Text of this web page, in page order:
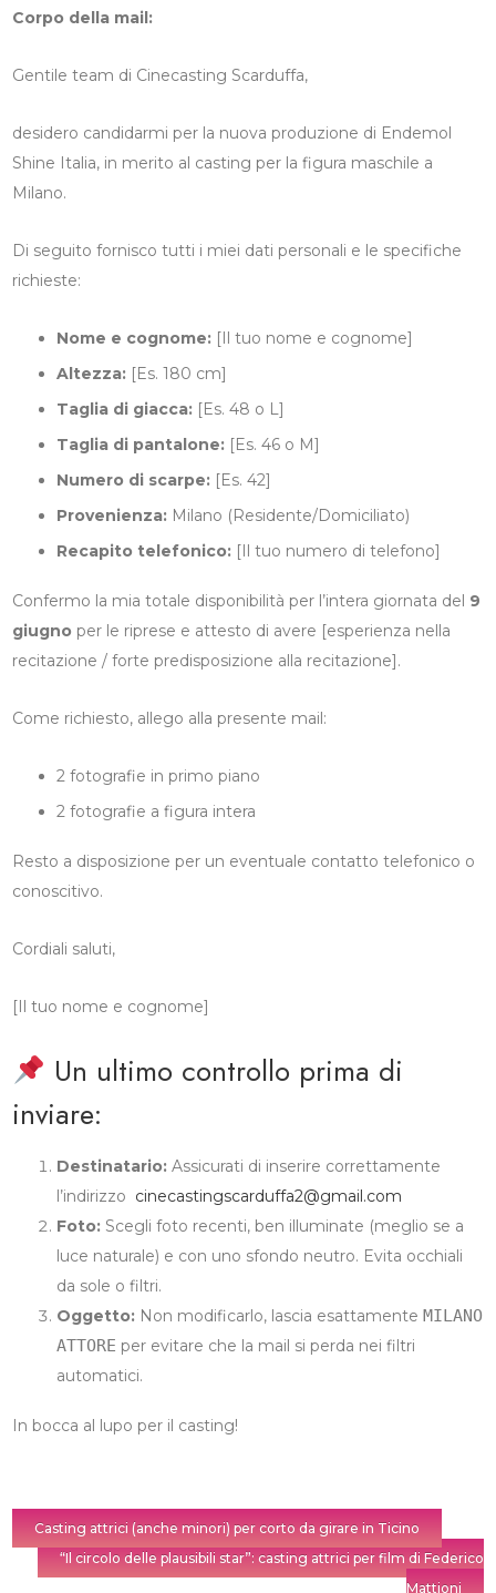
Corpo della mail:
Gentile team di Cinecasting Scarduffa,
desidero candidarmi per la nuova produzione di Endemol
Shine Italia, in merito al casting per la figura maschile a
Milano.
Di seguito fornisco tutti i miei dati personali e le specifiche
richieste:
Nome e cognome: [Il tuo nome e cognome]
Altezza: [Es. 180 cm]
Taglia di giacca: [Es. 48 o L]
Taglia di pantalone: [Es. 46 o M]
Numero di scarpe: [Es. 42]
Provenienza: Milano (Residente/Domiciliato)
Recapito telefonico: [Il tuo numero di telefono]
Confermo la mia totale disponibilità per l’intera giornata del 9
giugno per le riprese e attesto di avere [esperienza nella
recitazione / forte predisposizione alla recitazione].
Come richiesto, allego alla presente mail:
2 fotografie in primo piano
2 fotografie a figura intera
Resto a disposizione per un eventuale contatto telefonico o
conoscitivo.
Cordiali saluti,
[Il tuo nome e cognome]
Un ultimo controllo prima di
inviare:
Destinatario: Assicurati di inserire correttamente
l’indirizzo cinecastingscarduffa2@gmail.com
Foto: Scegli foto recenti, ben illuminate (meglio se a
luce naturale) e con uno sfondo neutro. Evita occhiali
da sole o filtri.
Oggetto: Non modificarlo, lascia esattamente MILANO
ATTORE per evitare che la mail si perda nei filtri
automatici.
In bocca al lupo per il casting!
Casting attrici (anche minori) per corto da girare in Ticino
“Il circolo delle plausibili star”: casting attrici per film di Federico
Mattioni